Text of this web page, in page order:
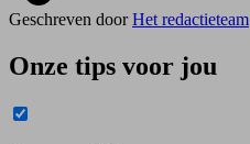
Geschreven door Het redactieteam
Onze tips voor jou